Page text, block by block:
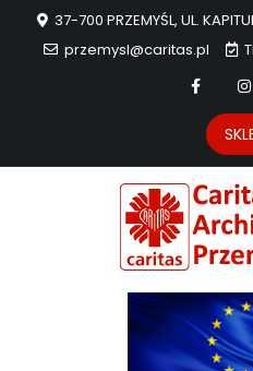
37-700 PRZEMYŚL, UL.
przemysl@caritas.pl